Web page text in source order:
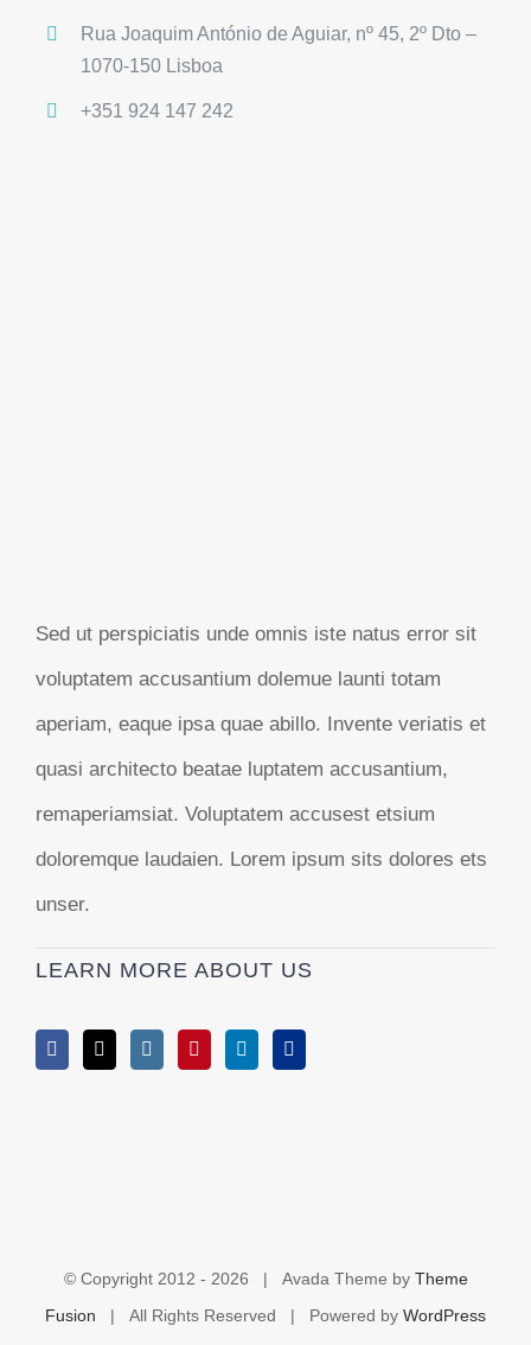
Rua Joaquim António de Aguiar, nº 45, 2º Dto –
1070-150 Lisboa
+351 924 147 242
Sed ut perspiciatis unde omnis iste natus error sit
voluptatem accusantium dolemue launti totam
aperiam, eaque ipsa quae abillo. Invente veriatis et
quasi architecto beatae luptatem accusantium,
remaperiamsiat. Voluptatem accusest etsium
doloremque laudaien. Lorem ipsum sits dolores ets
unser.
LEARN MORE ABOUT US
© Copyright 2012 - 2026 | Avada Theme by Theme
Fusion | All Rights Reserved | Powered by WordPress